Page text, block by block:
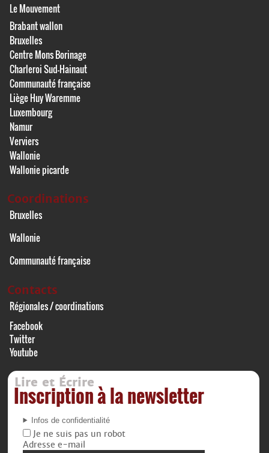
Le Mouvement
Brabant wallon
Bruxelles
Centre Mons Borinage
Charleroi Sud-Hainaut
Communauté française
Liège Huy Waremme
Luxembourg
Namur
Verviers
Wallonie
Wallonie picarde
Coordinations
Bruxelles
Wallonie
Communauté française
Contacts
Régionales / coordinations
Facebook
Twitter
Youtube
Lire et Écrire
Inscription à la newsletter
Infos de confidentialité
Je ne suis pas un robot
Adresse e-mail